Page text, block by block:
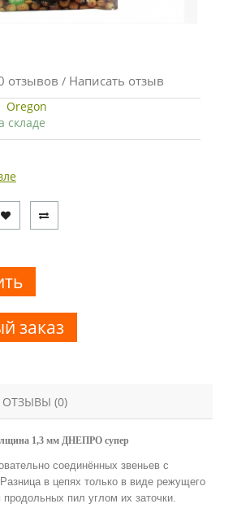
отзывов / Написать отзыв
Oregon
складе
заказ
ОТЗЫВЫ (0)
1,3 мм ДНЕПРО супер
соединённых звеньев с
в цепях только в виде режущего
пил углом их заточки.